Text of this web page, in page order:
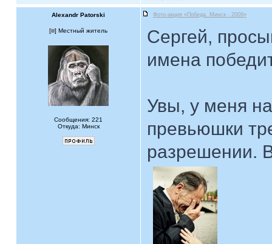
Alexandr Patorski Фото-акция «Победа. Минск - 2009»
[ ] Местный житель
Сообщения: 221
Откуда: Минск
Сергей,
имена
Увы, у меня
превьюшки
разрешении.